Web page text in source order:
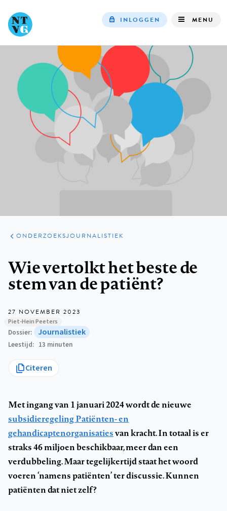
navigation
INLOGGEN MENU
JOURNALISTIEK
ONDERZOEKSJOURNALISTIEK
Wie vertolkt het beste de
stem van de patiënt?
27 NOVEMBER 2023
Piet-Hein Peeters
Dossier Journalistiek
Leestijd 13 minuten
Citeren
Met ingang van 1 januari 2024 wordt de nieuwe
subsidieregeling Patiënten- en
gehandicaptenorganisatiesvan kracht. In totaal is er
straks 46 miljoen beschikbaar, meer dan een
verdubbeling. Maar tegelijkertijd staat het woord
voeren ‘namens patiënten’ ter discussie. Kunnen
patiënten dat niet zelf?